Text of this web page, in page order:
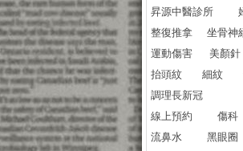
昇源中醫診所
整復推拿
坐骨神
運動傷害
美顏針
抬頭紋
細紋
調理長新冠
線上預約
傷科
流鼻水
黑眼圈